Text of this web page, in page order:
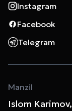
Instagram
Facebook
Telegram
Manzil
Islom